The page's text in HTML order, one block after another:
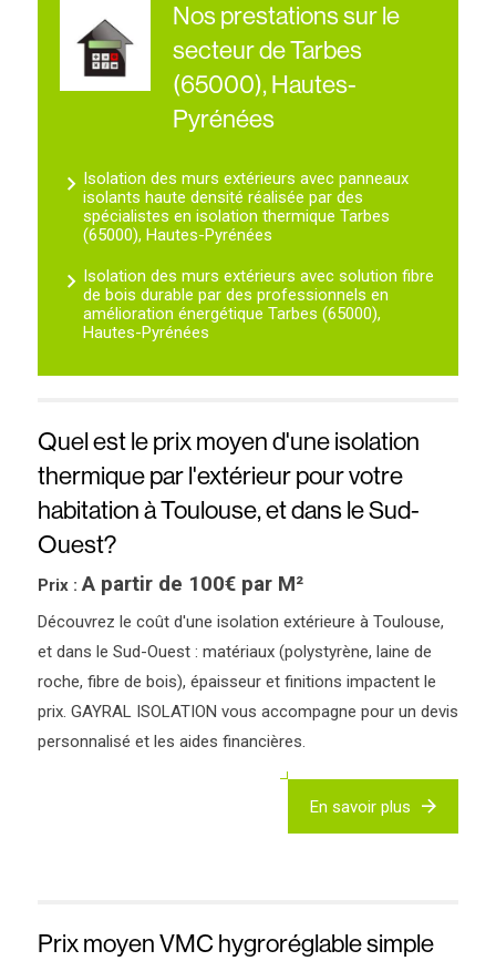
Nos prestations sur le
secteur de Tarbes
(65000), Hautes-
Pyrénées
Isolation des murs extérieurs avec panneaux
isolants haute densité réalisée par des
spécialistes en isolation thermique Tarbes
(65000), Hautes-Pyrénées
Isolation des murs extérieurs avec solution fibre
de bois durable par des professionnels en
amélioration énergétique Tarbes (65000),
Hautes-Pyrénées
Quel est le prix moyen d'une isolation
thermique par l'extérieur pour votre
habitation à Toulouse, et dans le Sud-
Ouest?
Prix :A partir de 100€ par M²
Découvrez le coût d'une isolation extérieure à Toulouse,
et dans le Sud-Ouest : matériaux (polystyrène, laine de
roche, fibre de bois), épaisseur et finitions impactent le
prix. GAYRAL ISOLATION vous accompagne pour un devis
personnalisé et les aides financières.
En savoir plus
Prix moyen VMC hygroréglable simple